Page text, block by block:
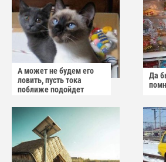
А может не будем его
ловить, пусть тока
поближе подойдет
Да